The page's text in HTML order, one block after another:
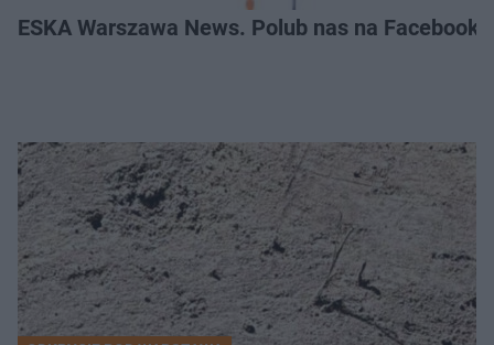
ESKA Warszawa News. Polub nas na